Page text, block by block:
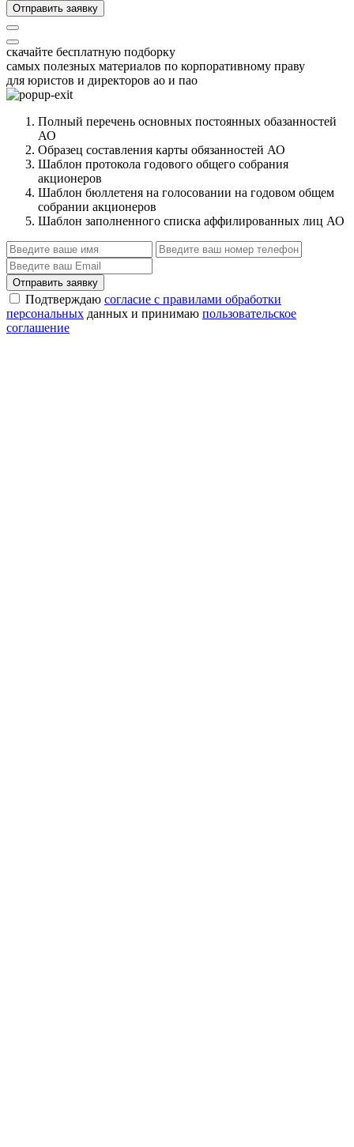
Отправить заявку
скачайте бесплатную подборку
самых полезных материалов по корпоративному праву
для юристов и директоров ао и пао
Полный перечень основных постоянных обазанностей
АО
Образец составления карты обязанностей АО
Шаблон протокола годового общего собрания
акционеров
Шаблон бюллетеня на голосовании на годовом общем
собрании акционеров
Шаблон заполненного списка аффилированных лиц АО
Отправить заявку
Подтверждаю согласие с правилами обработки
персональных данных и принимаю пользовательское
соглашение